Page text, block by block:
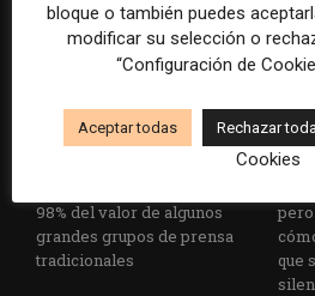
98% del valor de algunos
grandes grupos de prensa
tradicionales
que
bloque o también puedes
modificar su selección o
“Configuración de
Aceptar todas Rechazar
Cookies